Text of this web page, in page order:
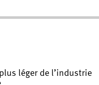
léger de l’industrie